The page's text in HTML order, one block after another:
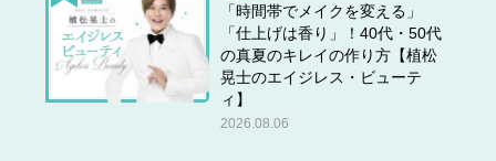
「時間帯でメイクを変える」
「仕上げは香り」！40代・50代
の真夏のキレイの作り方【植松
晃士のエイジレス・ビューテ
ィ】
2026.08.06